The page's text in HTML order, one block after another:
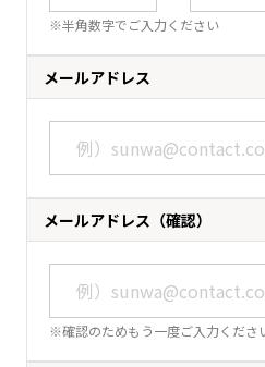
※半角数字でご入力ください
メールアドレス
メールアドレス（確認）
※確認のためもう一度ご入力くださ